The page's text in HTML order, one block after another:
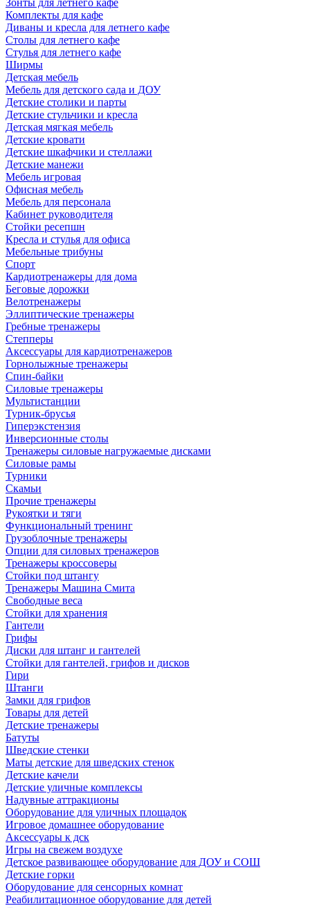
Зонты для летнего кафе
Комплекты для кафе
Диваны и кресла для летнего кафе
Столы для летнего кафе
Стулья для летнего кафе
Ширмы
Детская мебель
Мебель для детского сада и ДОУ
Детские столики и парты
Детские стульчики и кресла
Детская мягкая мебель
Детские кровати
Детские шкафчики и стеллажи
Детские манежи
Мебель игровая
Офисная мебель
Мебель для персонала
Кабинет руководителя
Стойки ресепшн
Кресла и стулья для офиса
Мебельные трибуны
Спорт
Кардиотренажеры для дома
Беговые дорожки
Велотренажеры
Эллиптические тренажеры
Гребные тренажеры
Степперы
Аксессуары для кардиотренажеров
Горнолыжные тренажеры
Спин-байки
Силовые тренажеры
Мультистанции
Турник-брусья
Гиперэкстензия
Инверсионные столы
Тренажеры силовые нагружаемые дисками
Силовые рамы
Турники
Скамьи
Прочие тренажеры
Рукоятки и тяги
Функциональный тренинг
Грузоблочные тренажеры
Опции для силовых тренажеров
Тренажеры кроссоверы
Стойки под штангу
Тренажеры Машина Смита
Свободные веса
Стойки для хранения
Гантели
Грифы
Диски для штанг и гантелей
Стойки для гантелей, грифов и дисков
Гири
Штанги
Замки для грифов
Товары для детей
Детские тренажеры
Батуты
Шведские стенки
Маты детские для шведских стенок
Детские качели
Детские уличные комплексы
Надувные аттракционы
Оборудование для уличных площадок
Игровое домашнее оборудование
Аксессуары к дск
Игры на свежем воздухе
Детское развивающее оборудование для ДОУ и СОШ
Детские горки
Оборудование для сенсорных комнат
Реабилитационное оборудование для детей